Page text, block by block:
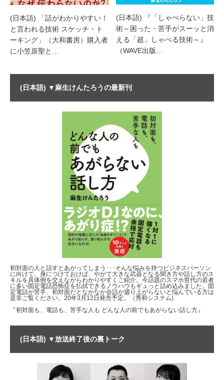
(日本語) 「話がわかりやすい！
と言われる技術 スケッチ・ト
ーキング」（大和書房）購入者
に小笠原聖と…
(日本語) 『「しゃべらない」技
術～困った・苦手がスーッと消
える「超」しゃべる技術～』
（WAVE出版…
(日本語) ▼麻生けんたろうの最新刊
初対面の人と話すとあがってしまう･･･そんな悩みを持つビジネスパーソン
に向けて、身につけておけば、やがて大きな武器となる聞き方や話し方のス
キルを具体例を交えながらわかりやすくご紹介。今話題のスマホ世代の若者
に多い固定電話恐怖症を払拭できるノウハウもギュっと詰め込みました。固
定電話が苦手、初対面だとなかなか会話が盛り上がらないと悩んでいる方は
是非ご覧ください。20年3月12日発売予定。（秀和システム)
『初対面も、電話も、苦手な人も どんな人の前でもあがらない話し方』
(日本語) ▼放送終了後の裏トーク